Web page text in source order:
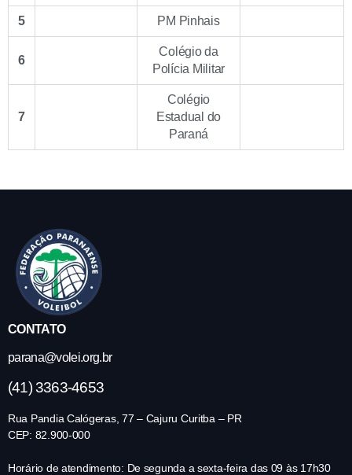
5 PM Pinhais
6
Colégio da
Polícia Militar
7
Colégio
Estadual do
Paraná
CONTATO
parana@volei.org.br
(41) 3363-4653
Rua Pandia Calógeras, 77 – Cajuru Curitba – PR
CEP: 82.900-000
Horário de atendimento: De segunda a sexta-feira das 09 às 17h30